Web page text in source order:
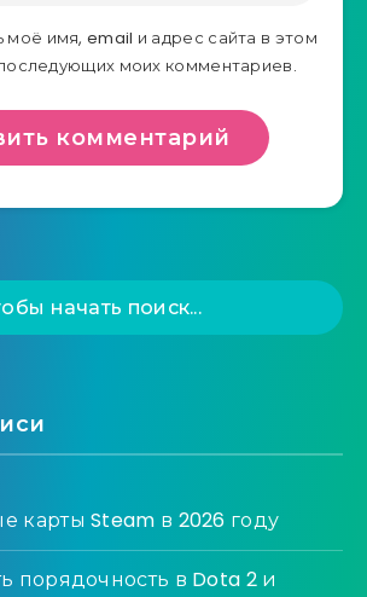
моё имя, email и адрес сайта в этом
моих комментариев.
карты Steam в 2026 году
порядочность в Dota 2 и